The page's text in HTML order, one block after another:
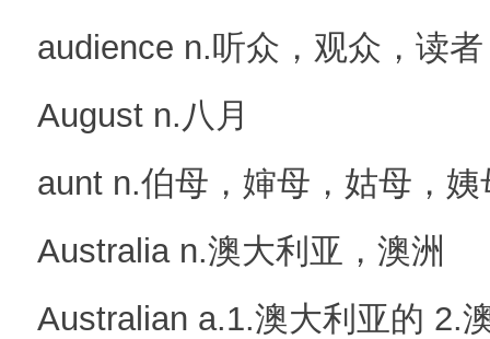
audience n.听众，观众，读者
August n.八月
aunt n.伯母，婶母，姑母，姨
Australia n.澳大利亚，澳洲
Australian a.1.澳大利亚的 2.